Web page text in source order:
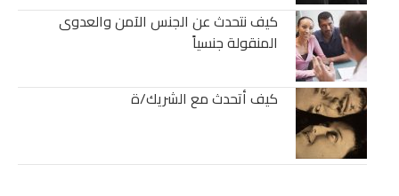
كيف نتحدث عن الجنس الآمن والعدوى
المنقولة جنسياً
كيف أتحدث مع الشريك/ة